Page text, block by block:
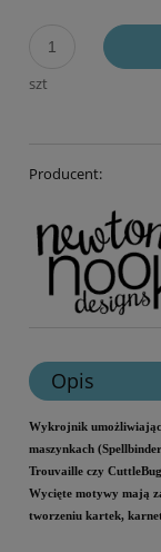
szt
Producent:
Opis
Wykrojnik
maszynkach
Trouvaille czy
Wycięte motywy mają
tworzeniu kartek,